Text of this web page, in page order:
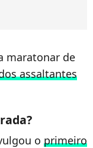
maratonar de
assaltantes
o primeiro